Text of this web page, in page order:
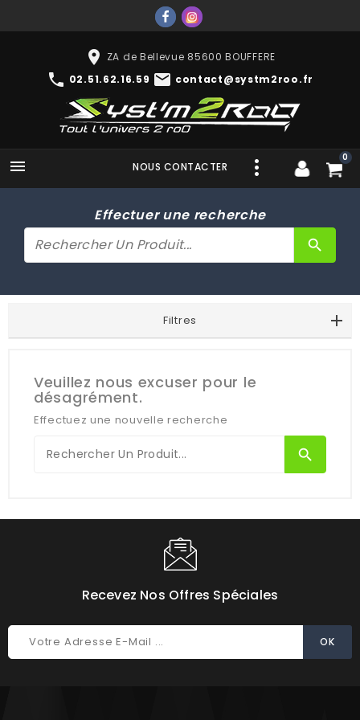
place ZA de Bellevue 85600 BOUFFERE
phone 02.51.62.16.59 mail contact@systm2roo.fr
 0
NOUS CONTACTER
Effectuer une recherche
search
Filtres
Veuillez nous excuser pour le
désagrément.
Effectuez une nouvelle recherche
search
Recevez Nos Offres Spéciales